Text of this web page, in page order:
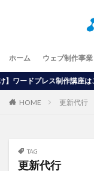
ホーム ウェブ制作事業
はこちらをクリック▶
HOME 更新代行
TAG
更新代行